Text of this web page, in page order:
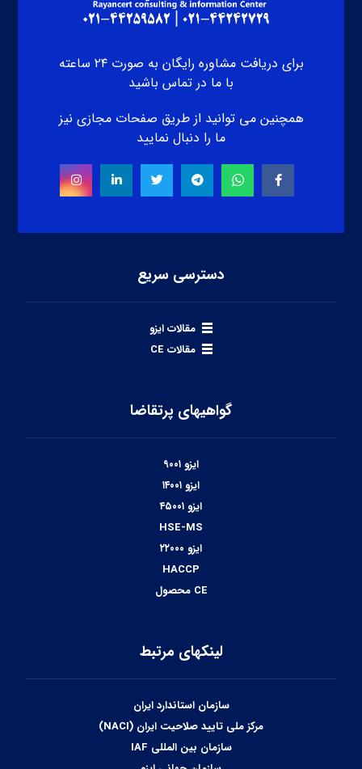
برای دریافت مشاوره رایگان به صورت ۲۴ ساعته
با ما در تماس باشید
همچنین می توانید از طریق صفحات مجازی نیز
ما را دنبال نمایید
دسترسی سریع
مقالات ایزو
مقالات CE
گواهیهای پرتقاضا
ایزو ۹۰۰۱
ایزو ۱۴۰۰۱
ایزو ۴۵۰۰۱
HSE-MS
ایزو ۲۲۰۰۰
HACCP
CE محصول
لینکهای مرتبط
سازمان استاندارد ایران
مرکز ملی تایید صلاحیت ایران (NACI)
سازمان بین المللی IAF